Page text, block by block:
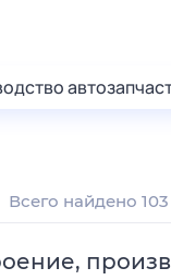
Всего найдено 103